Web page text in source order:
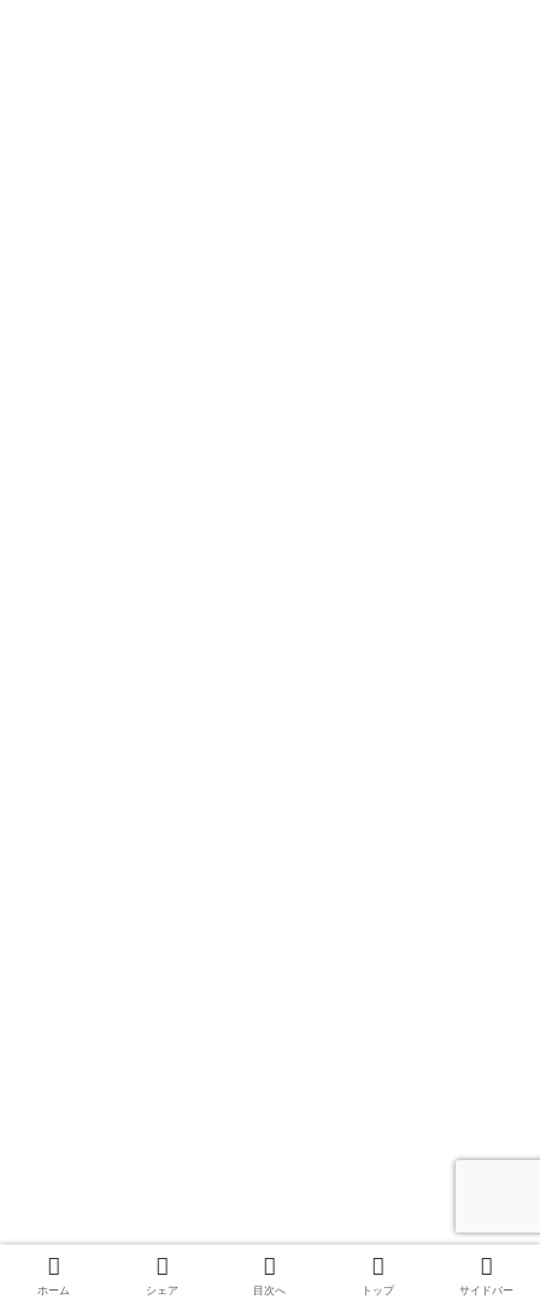
ホーム シェア 目次へ トップ サイドバー